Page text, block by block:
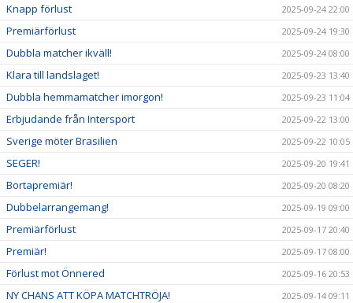
Knapp förlust 2025-09-24 22:00
Premiärförlust 2025-09-24 19:30
Dubbla matcher ikväll! 2025-09-24 08:00
Klara till landslaget! 2025-09-23 13:40
Dubbla hemmamatcher imorgon! 2025-09-23 11:04
Erbjudande från Intersport 2025-09-22 13:00
Sverige möter Brasilien 2025-09-22 10:05
SEGER! 2025-09-20 19:41
Bortapremiär! 2025-09-20 08:20
Dubbelarrangemang! 2025-09-19 09:00
Premiärförlust 2025-09-17 20:40
Premiär! 2025-09-17 08:00
Förlust mot Önnered 2025-09-16 20:53
NY CHANS ATT KÖPA MATCHTRÖJA! 2025-09-14 09:11